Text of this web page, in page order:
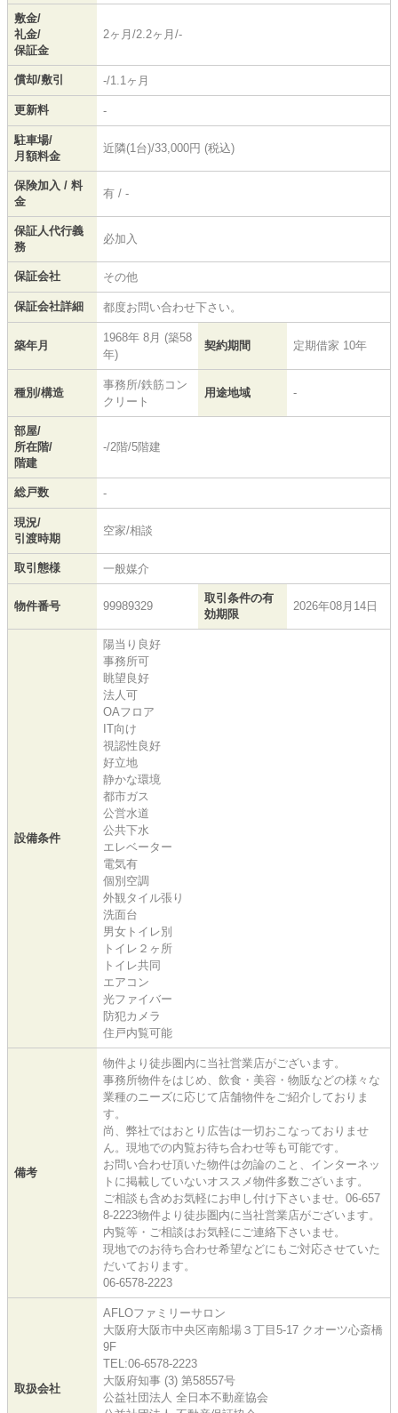
敷金/
礼金/
保証金
2ヶ月/2.2ヶ月/-
償却/敷引 -/1.1ヶ月
更新料 -
駐車場/
月額料金
近隣(1台)/33,000円 (税込)
保険加入 / 料
金
有 / -
保証人代行義
務
必加入
保証会社 その他
保証会社詳細 都度お問い合わせ下さい。
築年月
1968年 8月 (築58
年)
契約期間 定期借家 10年
種別/構造
事務所/鉄筋コン
クリート
用途地域 -
部屋/
所在階/
階建
-/2階/5階建
総戸数 -
現況/
引渡時期
空家/相談
取引態様 一般媒介
物件番号 99989329
取引条件の有
効期限
2026年08月14日
設備条件
陽当り良好
事務所可
眺望良好
法人可
OAフロア
IT向け
視認性良好
好立地
静かな環境
都市ガス
公営水道
公共下水
エレベーター
電気有
個別空調
外観タイル張り
洗面台
男女トイレ別
トイレ２ヶ所
トイレ共同
エアコン
光ファイバー
防犯カメラ
住戸内覧可能
備考
物件より徒歩圏内に当社営業店がございます。
事務所物件をはじめ、飲食・美容・物販などの様々な
業種のニーズに応じて店舗物件をご紹介しておりま
す。
尚、弊社ではおとり広告は一切おこなっておりませ
ん。現地での内覧お待ち合わせ等も可能です。
お問い合わせ頂いた物件は勿論のこと、インターネッ
トに掲載していないオススメ物件多数ございます。
ご相談も含めお気軽にお申し付け下さいませ。06-657
8-2223物件より徒歩圏内に当社営業店がございます。
内覧等・ご相談はお気軽にご連絡下さいませ。
現地でのお待ち合わせ希望などにもご対応させていた
だいております。
06-6578-2223
取扱会社
AFLOファミリーサロン
大阪府大阪市中央区南船場３丁目5-17 クオーツ心斎橋
9F
TEL:06-6578-2223
大阪府知事 (3) 第58557号
公益社団法人 全日本不動産協会